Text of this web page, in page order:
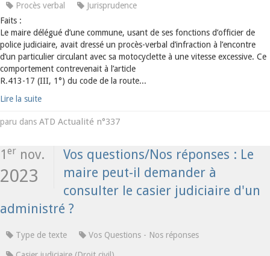
Procès verbal
Jurisprudence
Faits :
Le maire délégué d’une commune, usant de ses fonctions d’officier de
police judiciaire, avait dressé un procès-verbal d’infraction à l’encontre
d’un particulier circulant avec sa motocyclette à une vitesse excessive. Ce
comportement contrevenait à l’article
R.413-17 (III, 1°) du code de la route...
Lire la suite
paru dans ATD Actualité n°337
1 er nov.
2023
Vos questions/Nos réponses : Le
maire peut-il demander à
consulter le casier judiciaire d'un
administré ?
Type de texte Vos Questions - Nos réponses